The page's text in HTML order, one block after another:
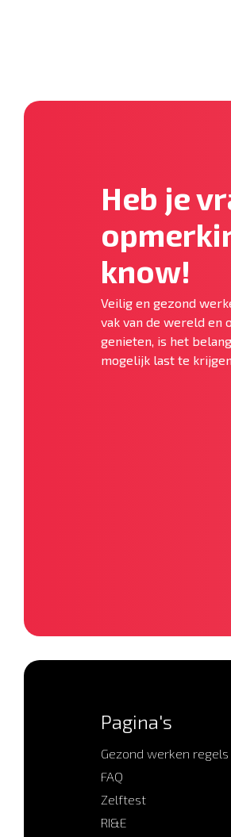
Heb je
know!
Veilig en gezond
vak van de wereld en
genieten, is het
mogelijk last te
Pagina's
Gezond werken regels
FAQ
Zelftest
RI&E